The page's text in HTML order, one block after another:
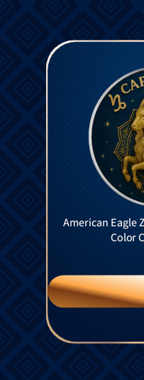
American Eagle
Color